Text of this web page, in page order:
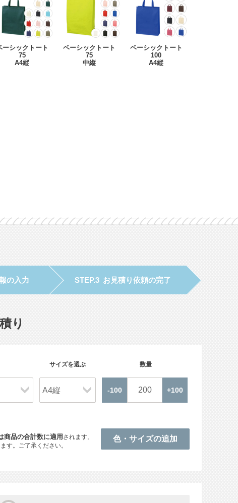
ーシックトート
75
A4縦
ベーシックトート
75
中縦
ベーシックトート
100
A4縦
の入力 お見積り依頼の完了
り
サイズを選ぶ 数量
商品の合計数に適用 されます。
す。ご了承ください。